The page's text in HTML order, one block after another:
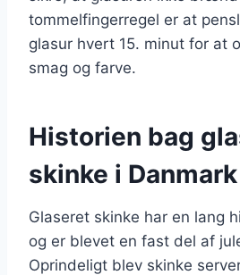
tommelfingerregel er at
glasur hvert 15. minut for at
smag og farve.
Historien bag
skinke i Danmark
Glaseret skinke har en lang
og er blevet en fast del af
Oprindeligt blev skinke